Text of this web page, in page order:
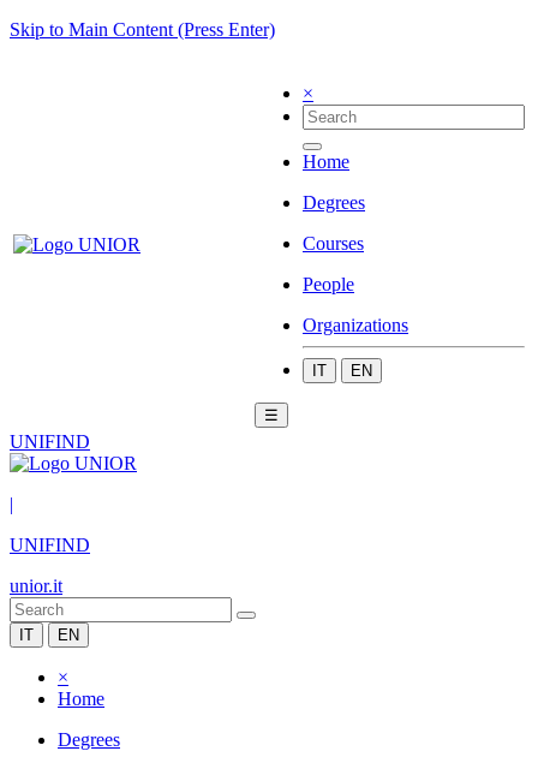
Skip to Main Content (Press Enter)
×
Home
Degrees
Courses
People
Organizations
IT EN
☰
UNIFIND
|
UNIFIND
unior.it
IT EN
×
Home
Degrees